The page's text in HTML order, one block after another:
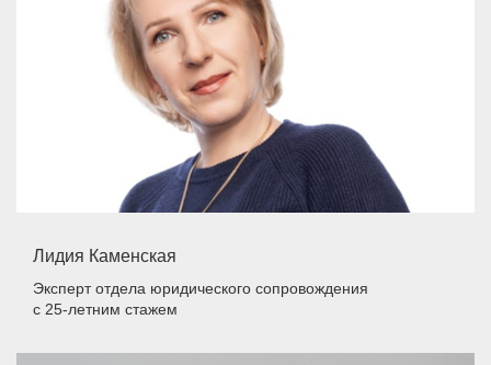
Лидия Каменская
Эксперт отдела юридического сопровождения
с 25-летним стажем